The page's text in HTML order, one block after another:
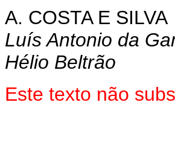
A. COSTA E SILVA
Luís Antonio da
Hélio Beltrão
Este texto não